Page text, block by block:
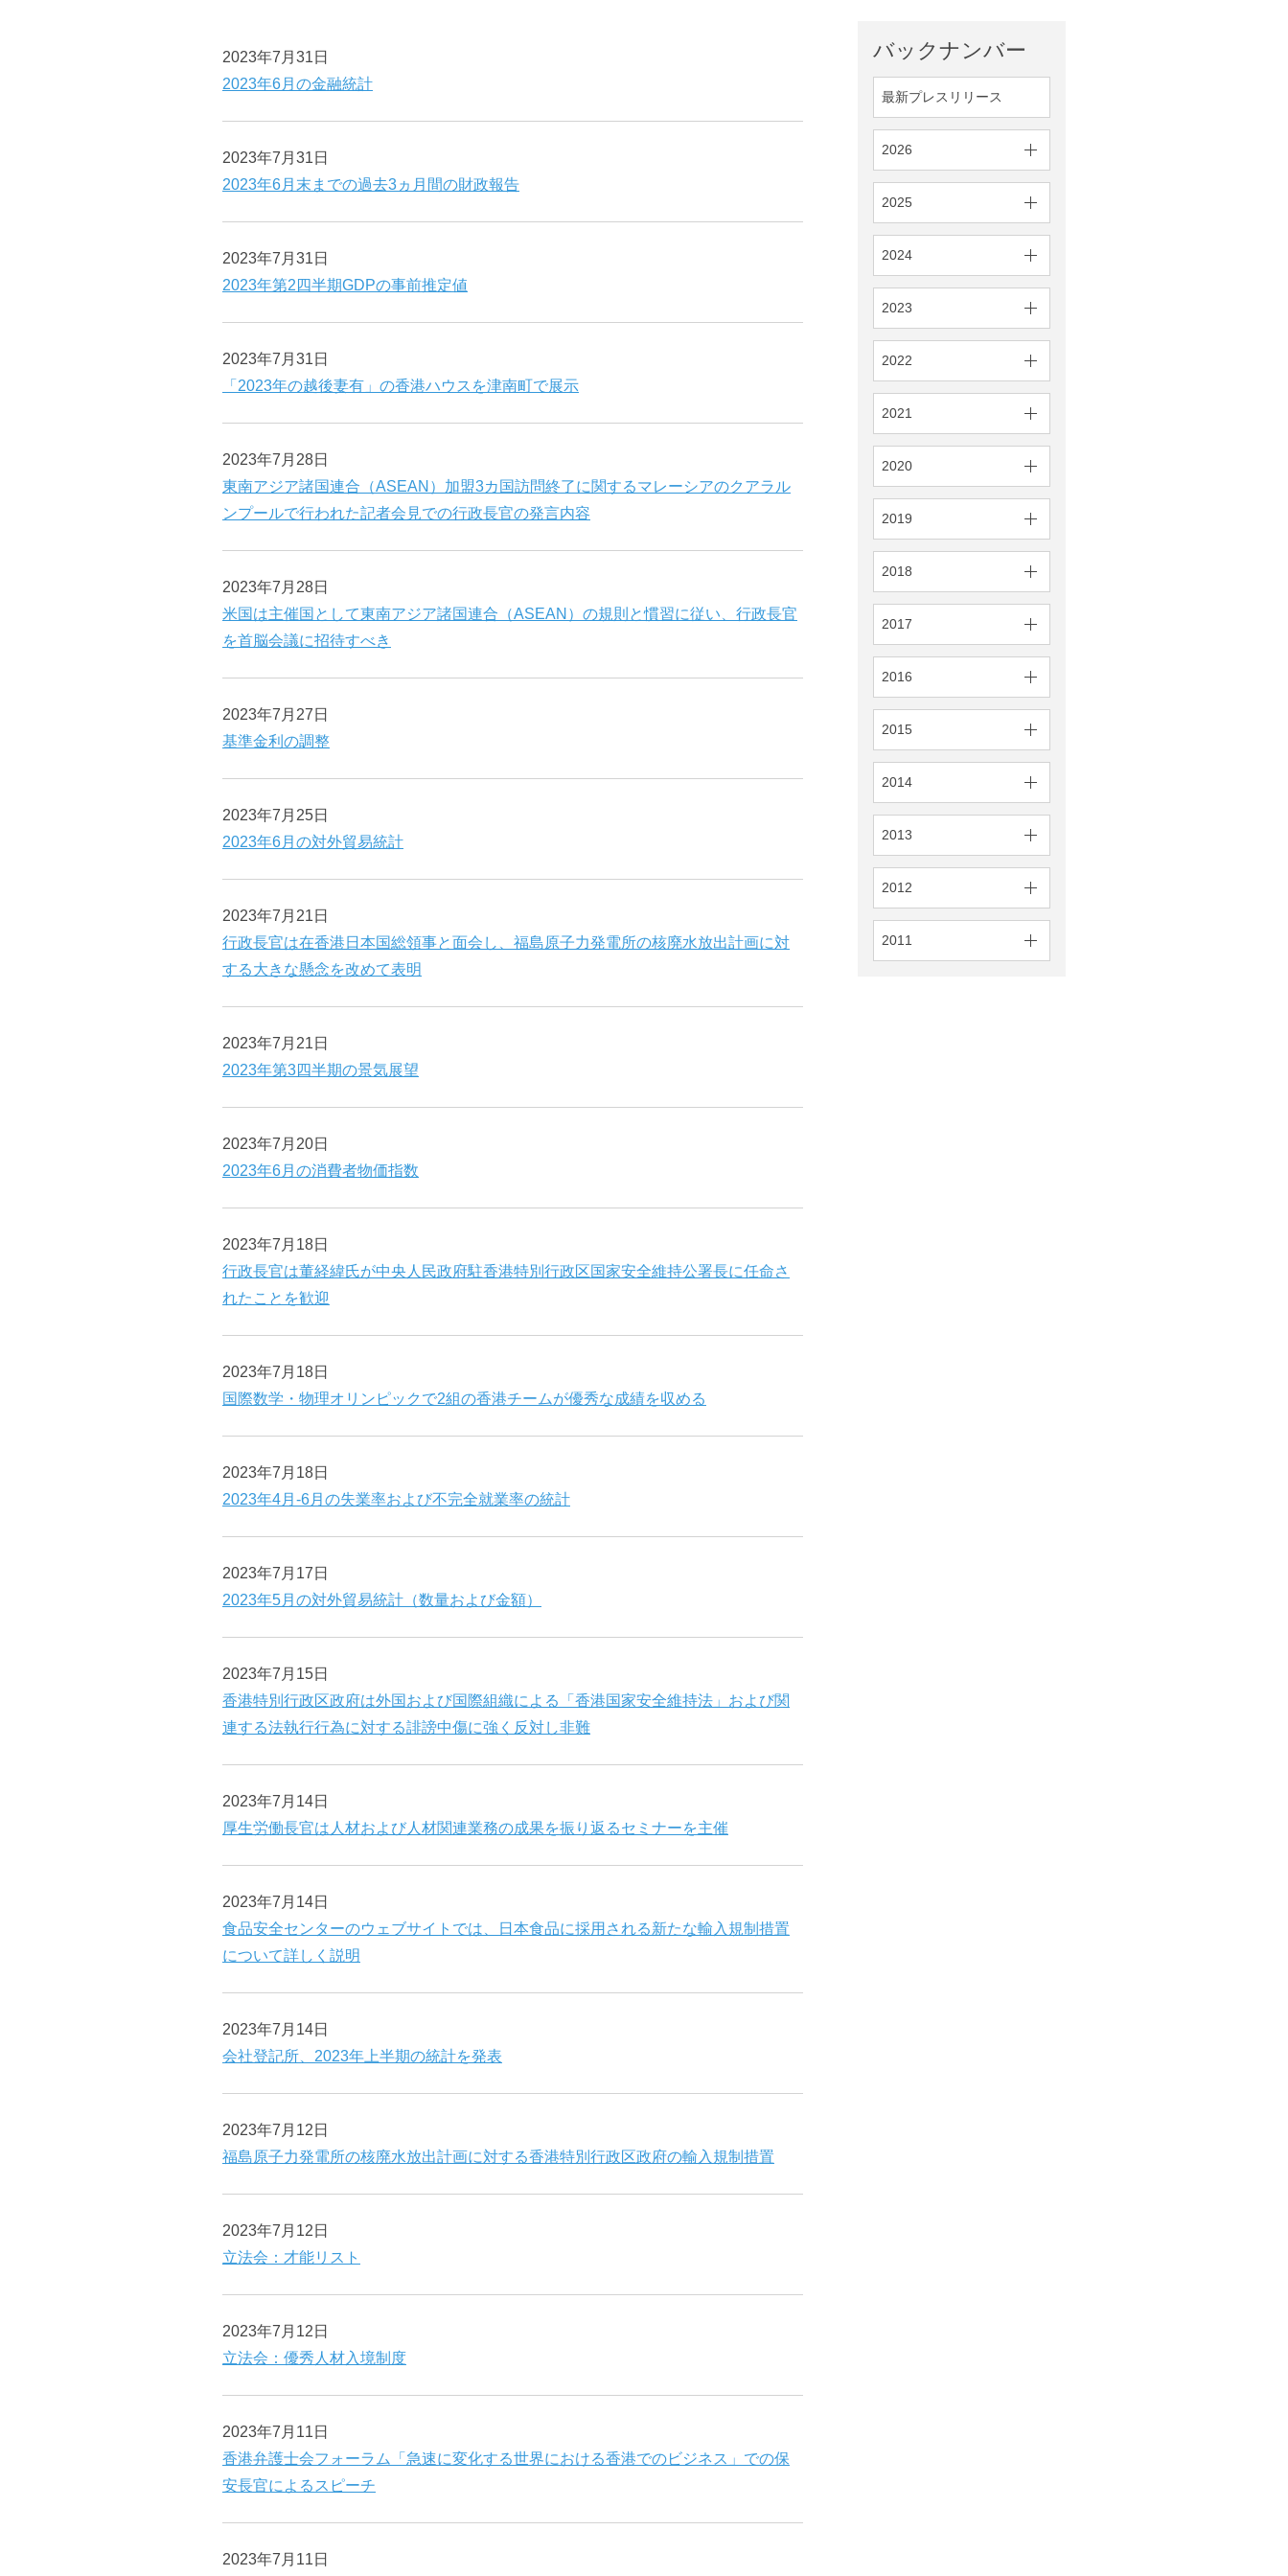
バックナンバー
最新プレスリリース
2026
2025
2024
2023
2022
2021
2020
2019
2018
2017
2016
2015
2014
2013
2012
2011
2023年7月31日
2023年6月の金融統計
2023年7月31日
2023年6月末までの過去3ヵ月間の財政報告
2023年7月31日
2023年第2四半期GDPの事前推定値
2023年7月31日
「2023年の越後妻有」の香港ハウスを津南町で展示
2023年7月28日
東南アジア諸国連合（ASEAN）加盟3カ国訪問終了に関するマレーシアのクアラル
ンプールで行われた記者会見での行政長官の発言内容
2023年7月28日
米国は主催国として東南アジア諸国連合（ASEAN）の規則と慣習に従い、行政長官
を首脳会議に招待すべき
2023年7月27日
基準金利の調整
2023年7月25日
2023年6月の対外貿易統計
2023年7月21日
行政長官は在香港日本国総領事と面会し、福島原子力発電所の核廃水放出計画に対
する大きな懸念を改めて表明
2023年7月21日
2023年第3四半期の景気展望
2023年7月20日
2023年6月の消費者物価指数
2023年7月18日
行政長官は董経緯氏が中央人民政府駐香港特別行政区国家安全維持公署長に任命さ
れたことを歓迎
2023年7月18日
国際数学・物理オリンピックで2組の香港チームが優秀な成績を収める
2023年7月18日
2023年4月-6月の失業率および不完全就業率の統計
2023年7月17日
2023年5月の対外貿易統計（数量および金額）
2023年7月15日
香港特別行政区政府は外国および国際組織による「香港国家安全維持法」および関
連する法執行行為に対する誹謗中傷に強く反対し非難
2023年7月14日
厚生労働長官は人材および人材関連業務の成果を振り返るセミナーを主催
2023年7月14日
食品安全センターのウェブサイトでは、日本食品に採用される新たな輸入規制措置
について詳しく説明
2023年7月14日
会社登記所、2023年上半期の統計を発表
2023年7月12日
福島原子力発電所の核廃水放出計画に対する香港特別行政区政府の輸入規制措置
2023年7月12日
立法会：才能リスト
2023年7月12日
立法会：優秀人材入境制度
2023年7月11日
香港弁護士会フォーラム「急速に変化する世界における香港でのビジネス」での保
安長官によるスピーチ
2023年7月11日